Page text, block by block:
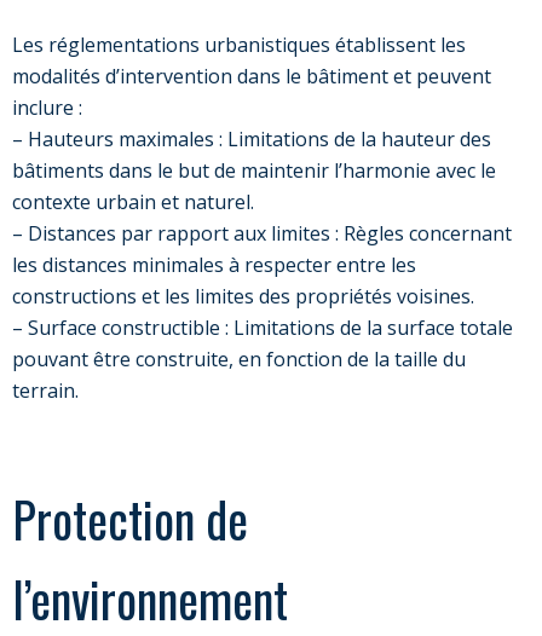
Les réglementations urbanistiques établissent les
modalités d’intervention dans le bâtiment et peuvent
inclure :
– Hauteurs maximales : Limitations de la hauteur des
bâtiments dans le but de maintenir l’harmonie avec le
contexte urbain et naturel.
– Distances par rapport aux limites : Règles concernant
les distances minimales à respecter entre les
constructions et les limites des propriétés voisines.
– Surface constructible : Limitations de la surface totale
pouvant être construite, en fonction de la taille du
terrain.
Protection de
l’environnement